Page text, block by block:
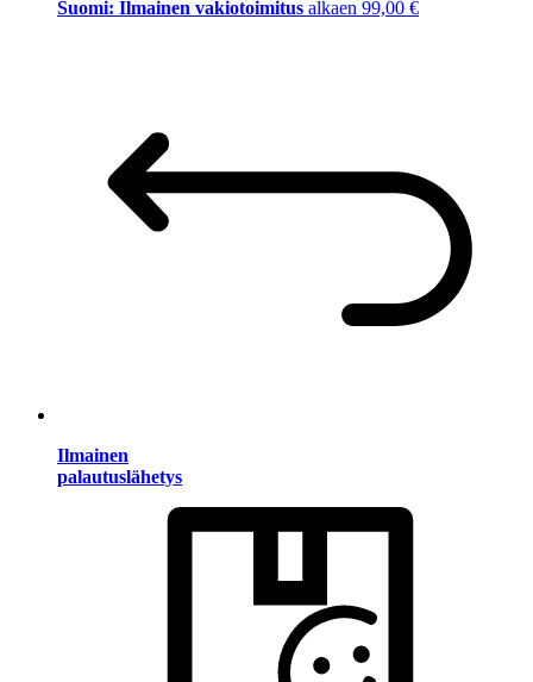
Suomi: Ilmainen vakiotoimitus alkaen 99,00 €
Ilmainen
palautuslähetys